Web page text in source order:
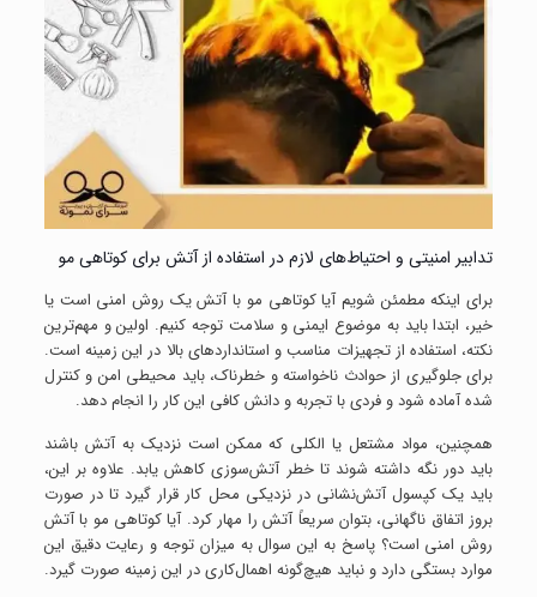
تدابیر امنیتی و احتیاط‌های لازم در استفاده از آتش برای کوتاهی مو
برای اینکه مطمئن شویم آیا کوتاهی مو با آتش یک روش امنی است یا
خیر، ابتدا باید به موضوع ایمنی و سلامت توجه کنیم. اولین و مهم‌ترین
نکته، استفاده از تجهیزات مناسب و استانداردهای بالا در این زمینه است.
برای جلوگیری از حوادث ناخواسته و خطرناک، باید محیطی امن و کنترل
شده آماده شود و فردی با تجربه و دانش کافی این کار را انجام دهد.
همچنین، مواد مشتعل یا الکلی که ممکن است نزدیک به آتش باشند
باید دور نگه داشته شوند تا خطر آتش‌سوزی کاهش یابد. علاوه بر این،
باید یک کپسول آتش‌نشانی در نزدیکی محل کار قرار گیرد تا در صورت
بروز اتفاق ناگهانی، بتوان سریعاً آتش را مهار کرد. آیا کوتاهی مو با آتش
روش امنی است؟ پاسخ به این سوال به میزان توجه و رعایت دقیق این
موارد بستگی دارد و نباید هیچ‌گونه اهمال‌کاری در این زمینه صورت گیرد.